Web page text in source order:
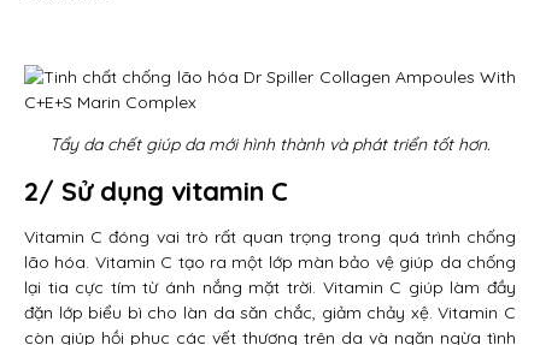
Tẩy da chết giúp da mới hình thành và phát triển tốt hơn.
2/ Sử dụng vitamin C
Vitamin C đóng vai trò rất quan trọng trong quá trình chống
lão hóa. Vitamin C tạo ra một lớp màn bảo vệ giúp da chống
lại tia cực tím từ ánh nắng mặt trời. Vitamin C giúp làm đầy
đặn lớp biểu bì cho làn da săn chắc, giảm chảy xệ. Vitamin C
còn giúp hồi phục các vết thương trên da và ngăn ngừa tình